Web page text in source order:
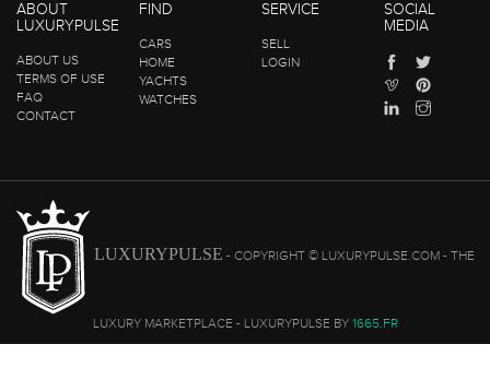
ABOUT
LUXURYPULSE
ABOUT US
TERMS OF USE
FAQ
CONTACT
FIND
CARS
HOME
YACHTS
WATCHES
SERVICE
SELL
LOGIN
SOCIAL
MEDIA
LUXURYPULSE - COPYRIGHT © LUXURYPULSE.COM - THE
LUXURY MARKETPLACE - LUXURYPULSE BY 1665.FR